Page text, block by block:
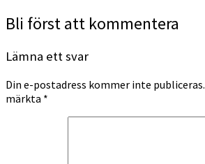
Bli först att kommentera
Lämna ett svar
Din e-postadress kommer inte publiceras.
märkta *